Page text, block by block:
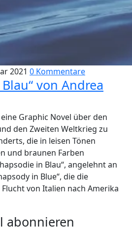
2021 0 Kommentare
von Andrea
Graphic Novel über den
den Zweiten Weltkrieg zu
die in leisen Tönen
und braunen Farben
in Blau“, angelehnt an
in Blue“, die die
von Italien nach Amerika
abonnieren